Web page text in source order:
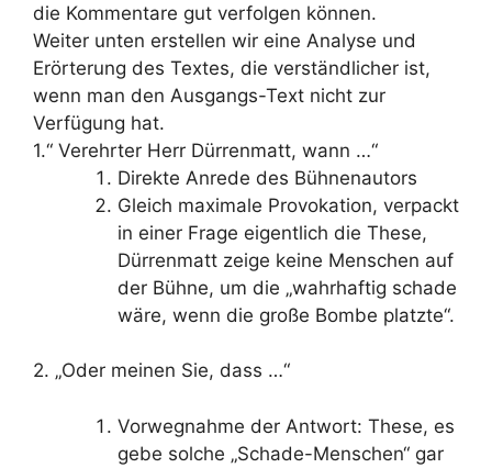
die Kommentare gut verfolgen können.
Weiter unten erstellen wir eine Analyse und
Erörterung des Textes, die verständlicher ist,
wenn man den Ausgangs-Text nicht zur
Verfügung hat.
1.“ Verehrter Herr Dürrenmatt, wann …“
Direkte Anrede des Bühnenautors
Gleich maximale Provokation, verpackt
in einer Frage eigentlich die These,
Dürrenmatt zeige keine Menschen auf
der Bühne, um die „wahrhaftig schade
wäre, wenn die große Bombe platzte“.
2. „Oder meinen Sie, dass …“
Vorwegnahme der Antwort: These, es
gebe solche „Schade-Menschen“ gar